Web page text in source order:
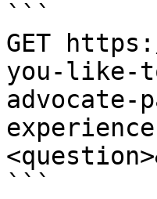
```
GET
you-like-
```